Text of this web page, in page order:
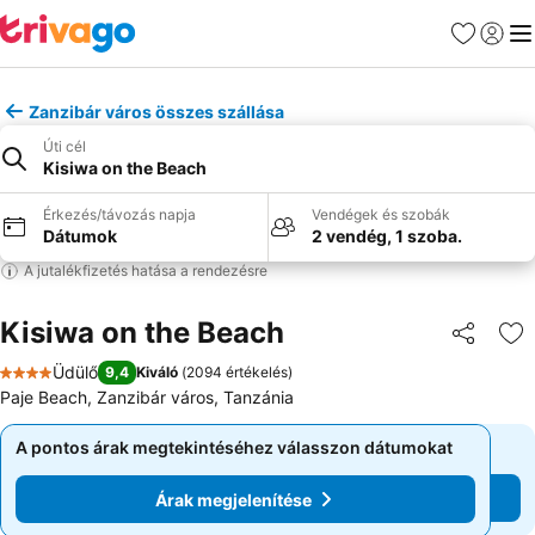
Kedvencek
Zanzibár város összes szállása
Úti cél
Kisiwa on the Beach
Érkezés/távozás napja
Dátumok
Vendégek és szobák
2 vendég, 1 szoba.
A jutalékfizetés hatása a rendezésre
Kisiwa on the Beach
4 Kategória
Üdülő 9,4 Kiváló (2094 értékelés)
Paje Beach, Zanzibár város, Tanzánia
A pontos árak megtekintéséhez válasszon dátumokat
Árak megjelenítése
A pontos árak megtekintéséhez válasszon dátumokat
Árak megjelenítése